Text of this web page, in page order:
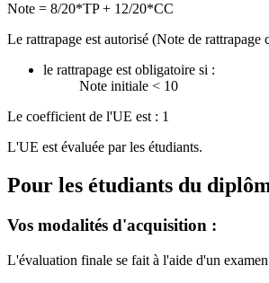
Note = 8/20*TP + 12/20*CC
Le rattrapage est autorisé (Note de rattrapage
le rattrapage est obligatoire si :
Note initiale < 10
Le coefficient de l'UE est : 1
L'UE est évaluée par les étudiants.
Pour les étudiants du
Vos modalités d'acquisition :
L'évaluation finale se fait à l'aide d'un